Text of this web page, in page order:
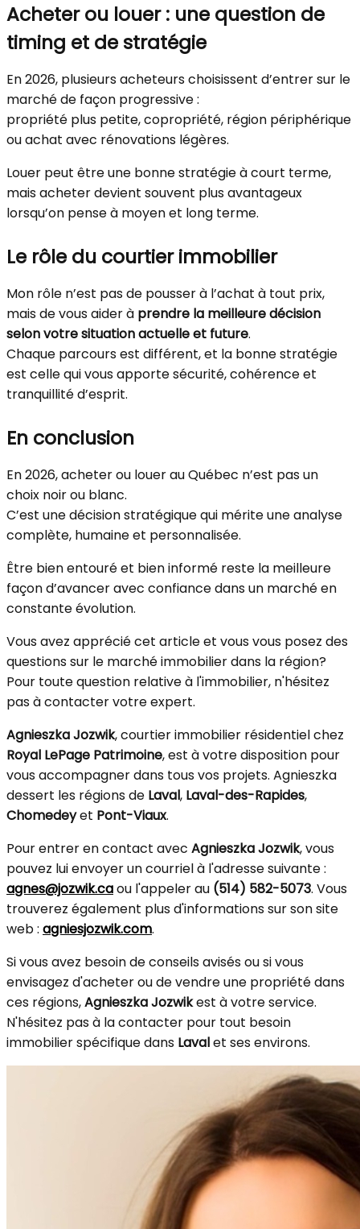
Acheter ou louer : une question de
timing et de stratégie
En 2026, plusieurs acheteurs choisissent d’entrer sur le
marché de façon progressive :
propriété plus petite, copropriété, région périphérique
ou achat avec rénovations légères.
Louer peut être une bonne stratégie à court terme,
mais acheter devient souvent plus avantageux
lorsqu’on pense à moyen et long terme.
Le rôle du courtier immobilier
Mon rôle n’est pas de pousser à l’achat à tout prix,
mais de vous aider à prendre la meilleure décision
selon votre situation actuelle et future.
Chaque parcours est différent, et la bonne stratégie
est celle qui vous apporte sécurité, cohérence et
tranquillité d’esprit.
En conclusion
En 2026, acheter ou louer au Québec n’est pas un
choix noir ou blanc.
C’est une décision stratégique qui mérite une analyse
complète, humaine et personnalisée.
Être bien entouré et bien informé reste la meilleure
façon d’avancer avec confiance dans un marché en
constante évolution.
Vous avez apprécié cet article et vous vous posez des
questions sur le marché immobilier dans la région?
Pour toute question relative à l'immobilier, n'hésitez
pas à contacter votre expert.
Agnieszka Jozwik, courtier immobilier résidentiel chez
Royal LePage Patrimoine, est à votre disposition pour
vous accompagner dans tous vos projets. Agnieszka
dessert les régions de Laval, Laval-des-Rapides,
Chomedeyet Pont-Viaux.
Pour entrer en contact avec Agnieszka Jozwik, vous
pouvez lui envoyer un courriel à l'adresse suivante :
agnes@jozwik.caou l'appeler au (514) 582-5073. Vous
trouverez également plus d'informations sur son site
web : agniesjozwik.com.
Si vous avez besoin de conseils avisés ou si vous
envisagez d'acheter ou de vendre une propriété dans
ces régions,Agnieszka Jozwikest à votre service.
N'hésitez pas à la contacter pour tout besoin
immobilier spécifique dans Lavalet ses environs.